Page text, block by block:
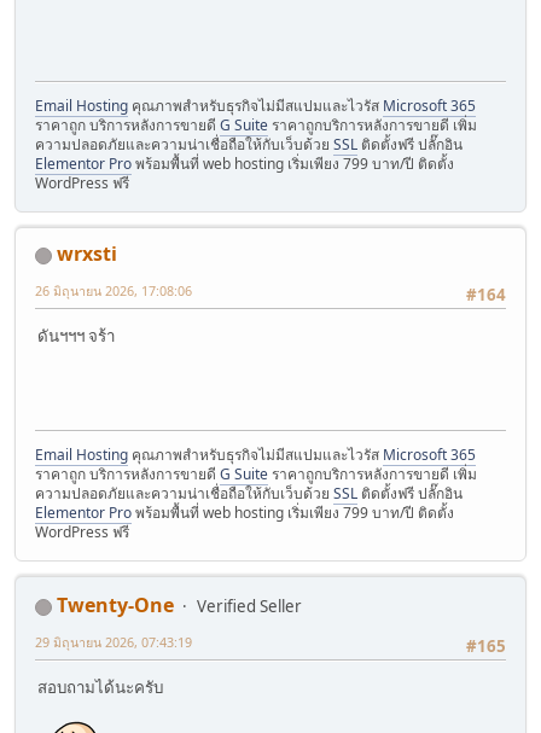
Email Hosting คุณภาพสำหรับธุรกิจไม่มีสแปมและไวรัส Microsoft 365
ราคาถูก บริการหลังการขายดี G Suite ราคาถูกบริการหลังการขายดี เพิ่ม
ความปลอดภัยและความน่าเชื่อถือให้กับเว็บด้วย SSL ติดตั้งฟรี ปลั๊กอิน
Elementor Proพร้อมพื้นที่ web hosting เริ่มเพียง 799 บาท/ปี ติดตั้ง
WordPress ฟรี
wrxsti
#164
26 มิถุนายน 2026, 17:08:06
ดันฯฯฯ จร้า
Email Hosting คุณภาพสำหรับธุรกิจไม่มีสแปมและไวรัส Microsoft 365
ราคาถูก บริการหลังการขายดี G Suite ราคาถูกบริการหลังการขายดี เพิ่ม
ความปลอดภัยและความน่าเชื่อถือให้กับเว็บด้วย SSL ติดตั้งฟรี ปลั๊กอิน
Elementor Proพร้อมพื้นที่ web hosting เริ่มเพียง 799 บาท/ปี ติดตั้ง
WordPress ฟรี
Twenty-One
Verified Seller
#165
29 มิถุนายน 2026, 07:43:19
สอบถามได้นะครับ